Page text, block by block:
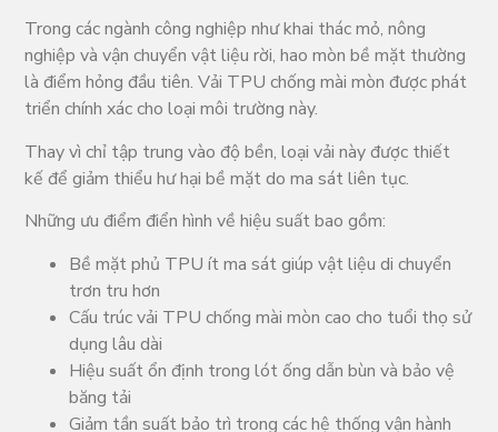
Trong các ngành công nghiệp như khai thác mỏ, nông
nghiệp và vận chuyển vật liệu rời, hao mòn bề mặt thường
là điểm hỏng đầu tiên. Vải TPU chống mài mòn được phát
triển chính xác cho loại môi trường này.
Thay vì chỉ tập trung vào độ bền, loại vải này được thiết
kế để giảm thiểu hư hại bề mặt do ma sát liên tục.
Những ưu điểm điển hình về hiệu suất bao gồm:
Bề mặt phủ TPU ít ma sát giúp vật liệu di chuyển
trơn tru hơn
Cấu trúc vải TPU chống mài mòn cao cho tuổi thọ sử
dụng lâu dài
Hiệu suất ổn định trong lót ống dẫn bùn và bảo vệ
băng tải
Giảm tần suất bảo trì trong các hệ thống vận hành